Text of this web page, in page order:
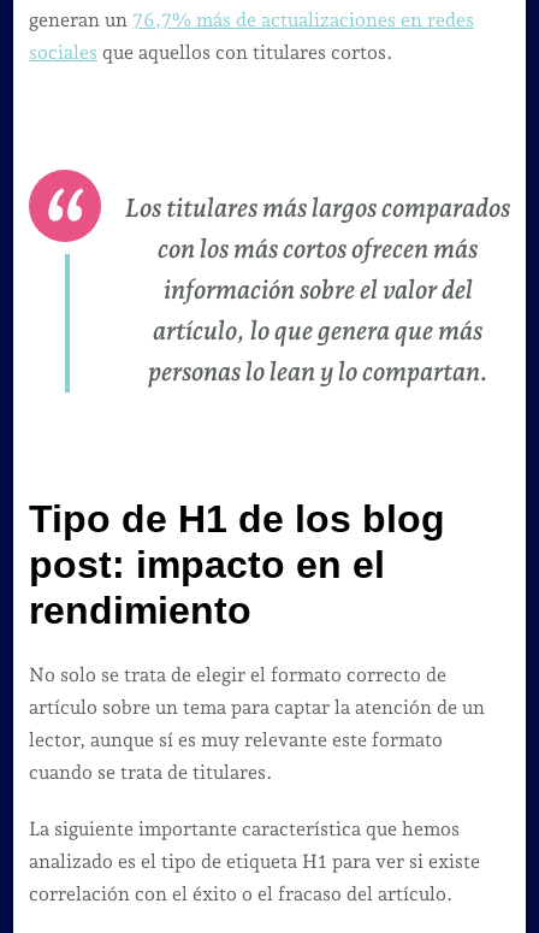
generan un 76,7% más de actualizaciones en redes
sociales que aquellos con titulares cortos.
Los titulares más largos comparados
con los más cortos ofrecen más
información sobre el valor del
artículo, lo que genera que más
personas lo lean y lo compartan.
Tipo de H1 de los blog
post: impacto en el
rendimiento
No solo se trata de elegir el formato correcto de
artículo sobre un tema para captar la atención de un
lector, aunque sí es muy relevante este formato
cuando se trata de titulares.
La siguiente importante característica que hemos
analizado es el tipo de etiqueta H1 para ver si existe
correlación con el éxito o el fracaso del artículo.